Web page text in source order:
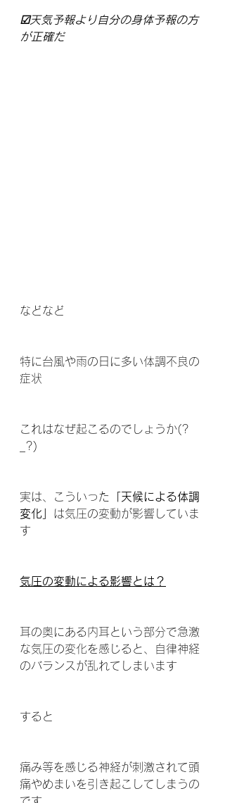
☑天気予報より自分の身体予報の方
が正確だ
などなど
特に台風や雨の日に多い体調不良の
症状
これはなぜ起こるのでしょうか(?
_?)
実は、こういった
「天候による体調
変化」 は気圧の変動が影響していま
す
気圧の変動による影響とは？
耳の奥にある内耳という部分で急激
な気圧の変化を感じると、自律神経
のバランスが乱れてしまいます
すると
痛み等を感じる神経が刺激されて頭
痛やめまいを引き起こしてしまうの